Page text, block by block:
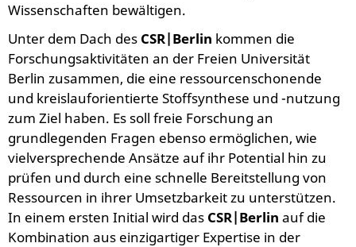
Wissenschaften bewältigen.
Unter dem Dach des CSR|Berlin kommen die
Forschungsaktivitäten an der Freien Universität
Berlin zusammen, die eine ressourcenschonende
und kreislauforientierte Stoffsynthese und -nutzung
zum Ziel haben. Es soll freie Forschung an
grundlegenden Fragen ebenso ermöglichen, wie
vielversprechende Ansätze auf ihr Potential hin zu
prüfen und durch eine schnelle Bereitstellung von
Ressourcen in ihrer Umsetzbarkeit zu unterstützen.
In einem ersten Initial wird das CSR|Berlin auf die
Kombination aus einzigartiger Expertise in der